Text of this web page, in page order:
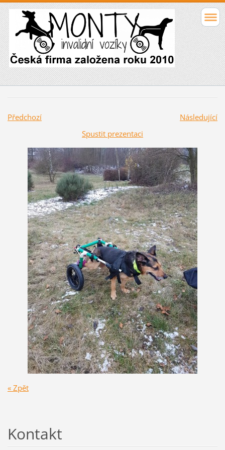
Předchozí
Následující
Spustit prezentaci
« Zpět
Kontakt